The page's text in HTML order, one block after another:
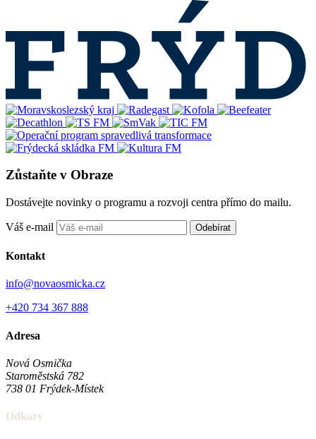
Zůstaňte v Obraze
Dostávejte novinky o programu a rozvoji centra přímo do mailu.
Váš e-mail Odebírat
Kontakt
info@novaosmicka.cz
+420 734 367 888
Adresa
Nová Osmička
Staroměstská 782
738 01 Frýdek-Místek
Odkazy